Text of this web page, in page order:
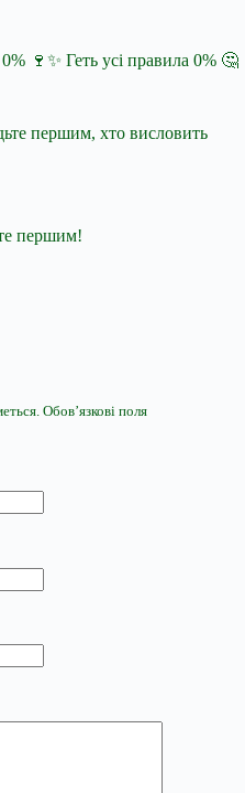
🍷✨ Геть усі правила 0% 🤔
першим, хто висловить
першим!
Обов’язкові поля